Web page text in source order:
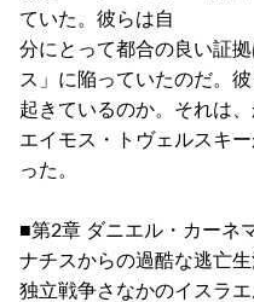
ていた。彼らは自
分にとって都合の良い証
ス」に陥っていたのだ。
起きているのか。それは
エイモス・トヴェルスキ
った。
■第2章 ダニエル・カーネ
ナチスからの過酷な逃亡
独立戦争さなかのイスラ